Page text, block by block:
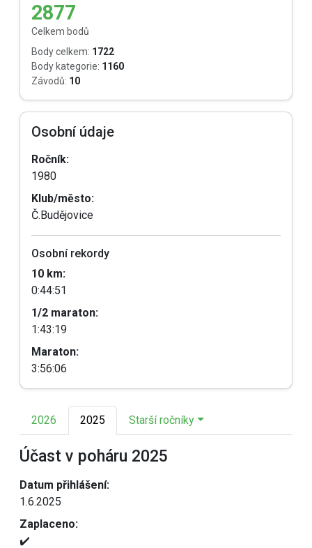
2877
Celkem bodů
Body celkem: 1722
Body kategorie: 1160
Závodů: 10
Osobní údaje
Ročník:
1980
Klub/město:
Č.Budějovice
Osobní rekordy
10 km:
0:44:51
1/2 maraton:
1:43:19
Maraton:
3:56:06
2026 2025 Starší ročníky
Účast v poháru 2025
Datum přihlášení:
1.6.2025
Zaplaceno:
✔️